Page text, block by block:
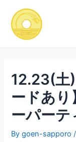
content
12.23(土
ードあり
ーパーテ
Bygoen-sapporo/